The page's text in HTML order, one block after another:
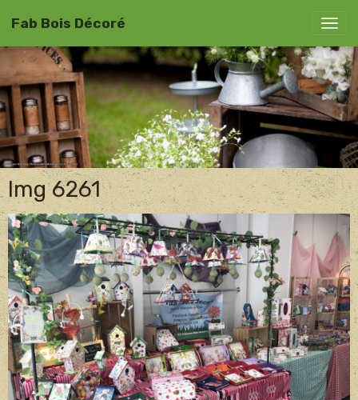
Fab Bois Décoré
Img 6261